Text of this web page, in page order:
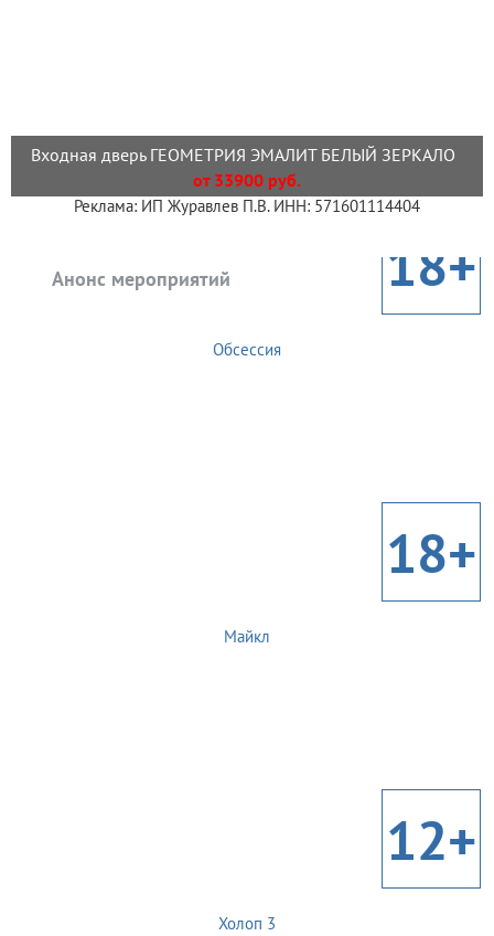
Входная дверь ГЕОМЕТРИЯ ЭМАЛИТ БЕЛЫЙ ЗЕРКАЛО
от 33900 руб.
Реклама: ИП Журавлев П.В. ИНН: 571601114404
Анонс мероприятий 18+
Обсессия
18+
Майкл
12+
Холоп 3